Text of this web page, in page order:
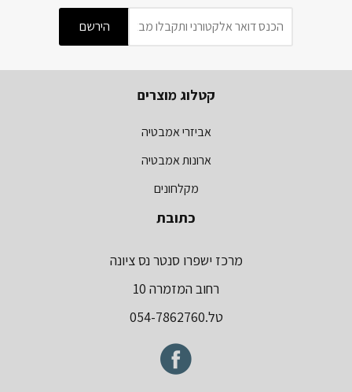
קטלוג מוצרים
אביזרי אמבטיה
ארונות אמבטיה
מקלחונים
כתובת
מרכז ישפרו סנטר נס ציונה
רחוב המזמרה 10
טל.054-7862760